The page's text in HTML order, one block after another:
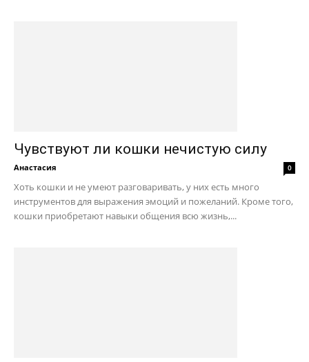
Чувствуют ли кошки нечистую силу
Анастасия 0
Хоть кошки и не умеют разговаривать, у них есть много
инструментов для выражения эмоций и пожеланий. Кроме того,
кошки приобретают навыки общения всю жизнь,...